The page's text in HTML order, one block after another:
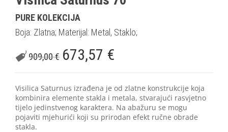
PURE KOLEKCIJA
Boja: Zlatna; Materijal: Metal, Staklo;
909,00€ 673,57 €
Visilica Saturnus izrađena je od zlatne konstrukcije koja
kombinira elemente stakla i metala, stvarajući rasvjetno
tijelo jedinstvenog karaktera. Na abažuru se mogu
pojaviti mjehurići koji su prirodan efekt ručne obrade
stakla.